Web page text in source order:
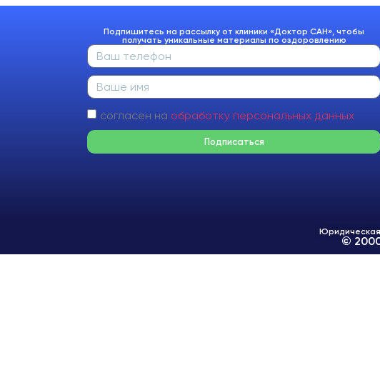
Подпишитесь на рассылку от клиники «Доктор САН», чтобы
получать уникальные материалы по оздоровлению
согласен на обработку персональных данных
Подписаться
©